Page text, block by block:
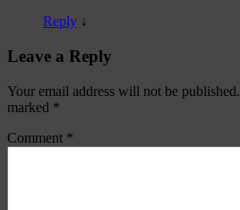
Reply ↓
Leave a Reply
Your email address will not be published.
marked *
Comment *